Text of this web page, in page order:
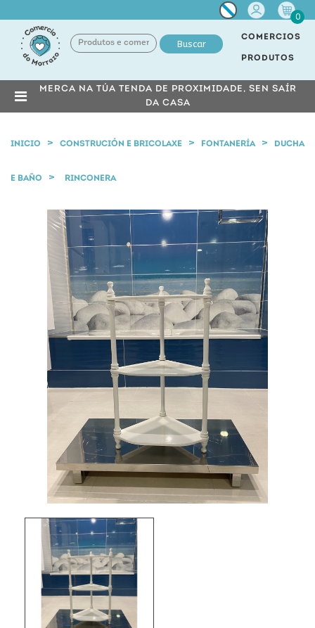
Miña
conta
0
Buscar
COMERCIOS
PRODUTOS
MERCA NA TÚA TENDA DE PROXIMIDADE, SEN SAÍR
DA CASA
INICIO CONSTRUCIÓN E BRICOLAXE FONTANERÍA DUCHA
E BAÑO RINCONERA